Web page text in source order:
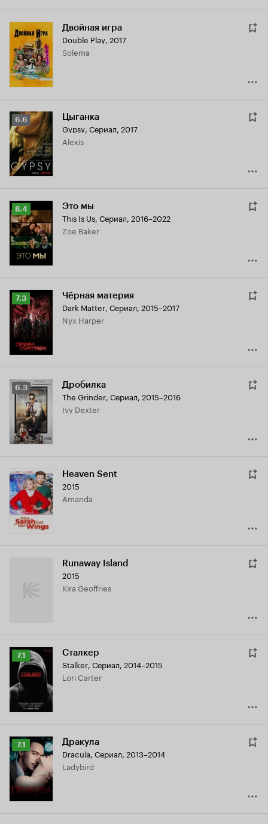
Двойная игра
Double Play, 2017
Solema
Рейтинг
Кинопоиска
6.6
6.6 Цыганка
Gypsy, Сериал, 2017
Alexis
Рейтинг
Кинопоиска
8.4
8.4 Это мы
This Is Us, Сериал, 2016–2022
Zoe Baker
Рейтинг
Кинопоиска
7.3
7.3 Чёрная материя
Dark Matter, Сериал, 2015–2017
Nyx Harper
Рейтинг
Кинопоиска
6.3
6.3 Дробилка
The Grinder, Сериал, 2015–2016
Ivy Dexter
Heaven Sent
2015
Amanda
Runaway Island
2015
Kira Geoffries
Рейтинг
Кинопоиска
7.1
7.1 Сталкер
Stalker, Сериал, 2014–2015
Lori Carter
Рейтинг
Кинопоиска
7.1
7.1 Дракула
Dracula, Сериал, 2013–2014
Ladybird